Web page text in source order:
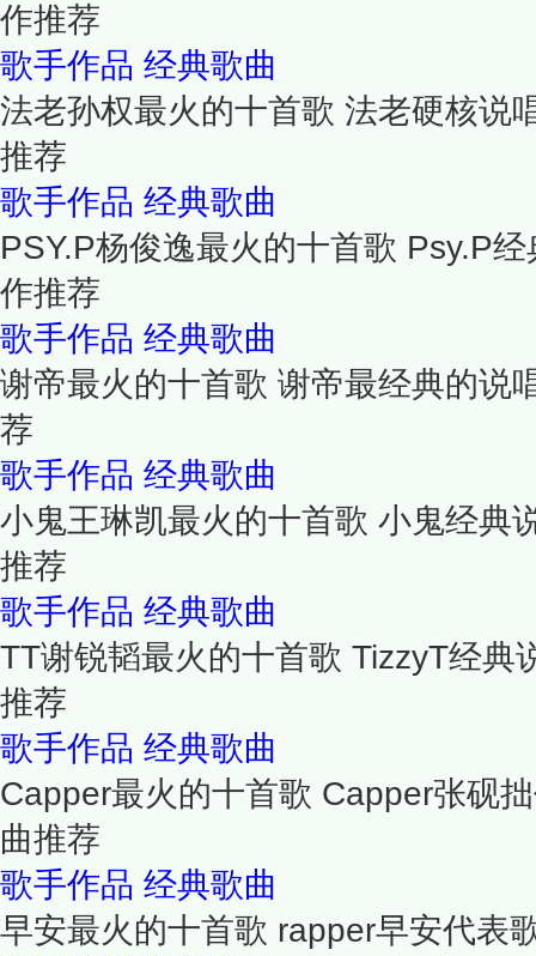
作推荐
歌手作品 经典歌曲
法老孙权最火的十首歌 法老硬核说
推荐
歌手作品 经典歌曲
PSY.P杨俊逸最火的十首歌 Psy.P
作推荐
歌手作品 经典歌曲
谢帝最火的十首歌 谢帝最经典的说
荐
歌手作品 经典歌曲
小鬼王琳凯最火的十首歌 小鬼经典
推荐
歌手作品 经典歌曲
TT谢锐韬最火的十首歌 TizzyT经典
推荐
歌手作品 经典歌曲
Capper最火的十首歌 Capper张砚
曲推荐
歌手作品 经典歌曲
早安最火的十首歌 rapper早安代表